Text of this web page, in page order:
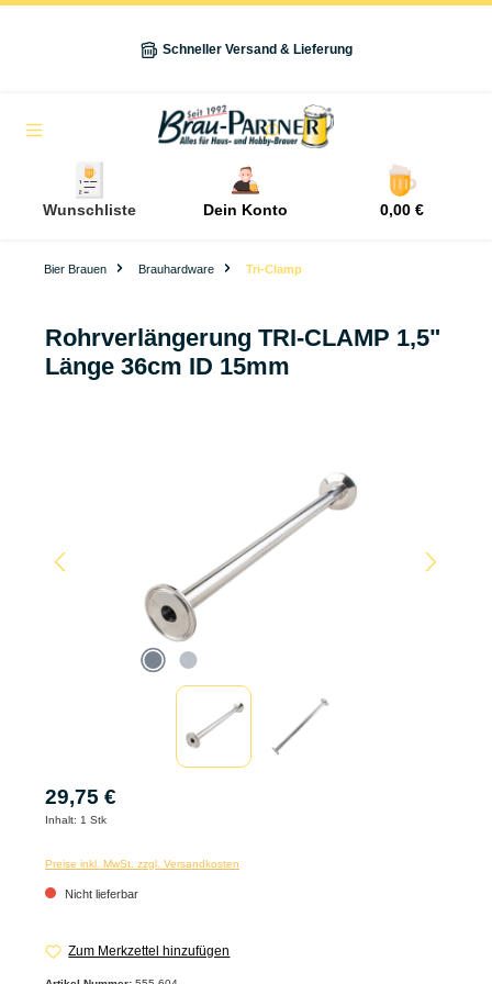
Schneller Versand & Lieferung
Wunschliste Dein Konto 0,00 €
Bier Brauen Brauhardware Tri-Clamp
Rohrverlängerung TRI-CLAMP 1,5"
Länge 36cm ID 15mm
29,75 €
Inhalt: 1 Stk
Preise inkl. MwSt. zzgl. Versandkosten
Nicht lieferbar
Zum Merkzettel hinzufügen